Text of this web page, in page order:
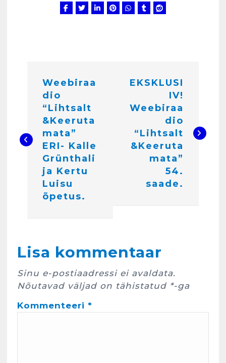
g
i
n
e
Weebiraa
dio
“Lihtsalt
&Keeruta
mata”
ERI- Kalle
Grünthali
ja Kertu
Luisu
õpetus.
EKSKLUSI
IV!
Weebiraa
dio
“Lihtsalt
&Keeruta
mata”
54.
saade.
Lisa kommentaar
Sinu e-postiaadressi ei avaldata.
Nõutavad väljad on tähistatud *-ga
Kommenteeri*
Eestlaste toidu -ja
kokkusaamise koht Soomes,
märts 24, 2025
Kunglarahva Turuplats